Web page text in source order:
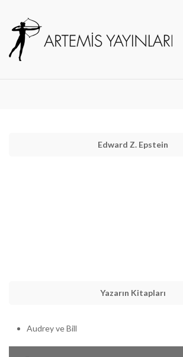
Edward Z. Epstein
Yazarın Kitapları
Audrey ve Bill